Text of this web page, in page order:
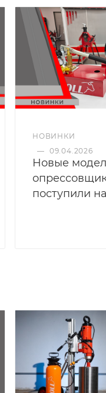
НОВИНКИ
— 09.04.2026
Новые
поступили